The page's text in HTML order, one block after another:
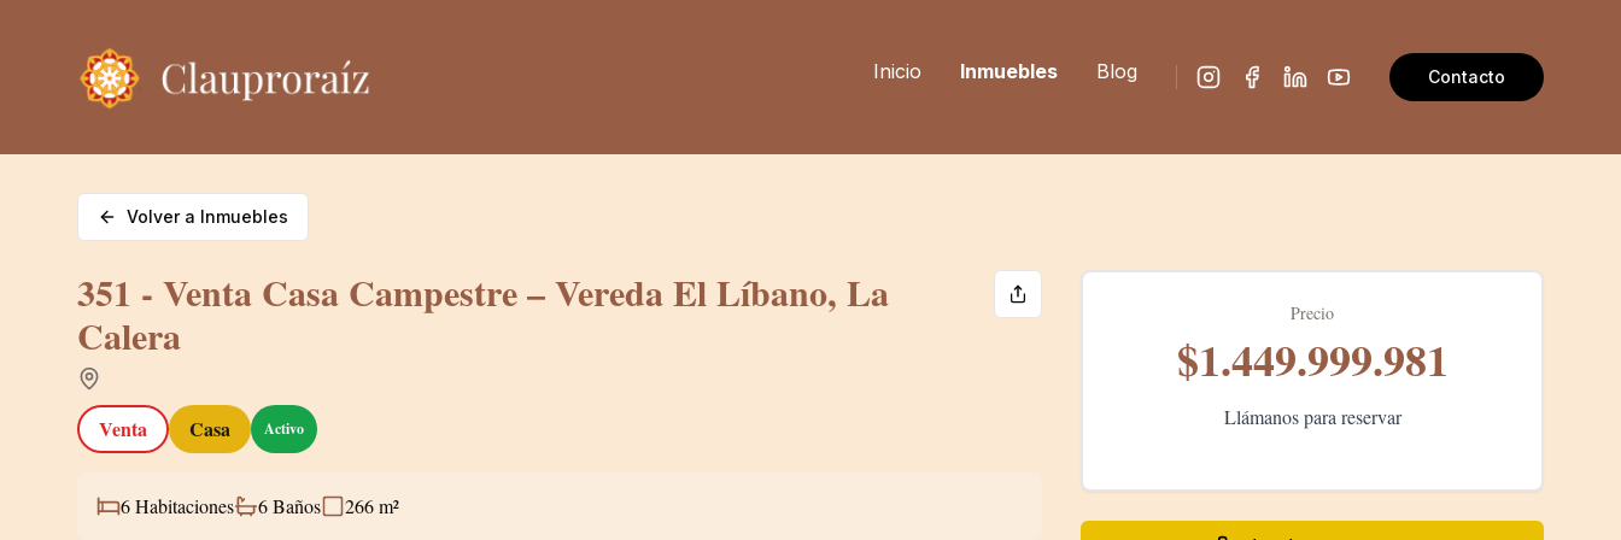
Inicio Inmuebles Blog Contacto
Volver a Inmuebles
351 - Venta Casa Campestre – Vereda El Líbano, La
Calera
Venta Casa Activo
6Habitaciones 6Baños 266m²
Precio
$1.449.999.981
Llámanos para reservar